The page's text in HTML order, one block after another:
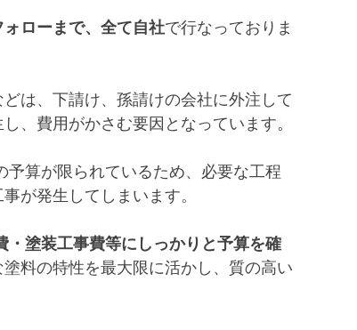
ローまで、全て自社で行なっておりま
は、下請け、孫請けの会社に外注して
、費用がかさむ要因となっています。
が発生してしまいます。
・塗装工事費等にしっかりと予算を確
料の特性を最大限に活かし、質の高い